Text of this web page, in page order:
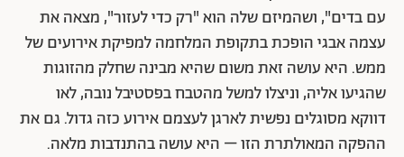
עם בדים", ושהמיזם שלה הוא "רק כדי לעזור", מצאה את
עצמה אבגי הופכת בתקופת המלחמה למפיקת אירועים של
ממש. היא עושה זאת משום שהיא מבינה שחלק מהזוגות
שהגיעו אליה, וניצלו למשל מהטבח בפסטיבל נובה, לאו
דווקא מסוגלים נפשית לארגן לעצמם אירוע כזה גדול. גם את
ההפקה המאולתרת הזו – היא עושה בהתנדבות מלאה.